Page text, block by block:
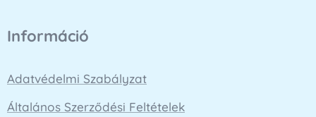
Információ
Adatvédelmi Szabályzat
Általános Szerződési Feltételek